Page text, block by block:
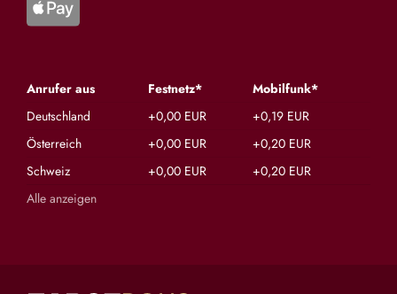
Anrufer aus Festnetz*
Mobilfunk*
Deutschland
+0,00 EUR
+0,19 EUR
Österreich
+0,00 EUR
+0,20 EUR
Schweiz
+0,00 EUR
+0,20 EUR
Alle anzeigen